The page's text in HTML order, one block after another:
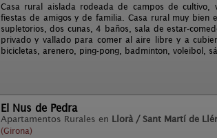
Casa rural aislada rodeada de campos de cultivo,
fiestas de amigos y de familia. Casa rural muy bien
supletorios, dos cunas, 4 baños, sala de estar-
privado y vallado para comer al aire libre y a
bicicletas, arenero, ping-pong, badminton, voleibol,
El Nus de Pedra
Apartamentos Rurales en Llorà / Sant Martí de
(Girona)